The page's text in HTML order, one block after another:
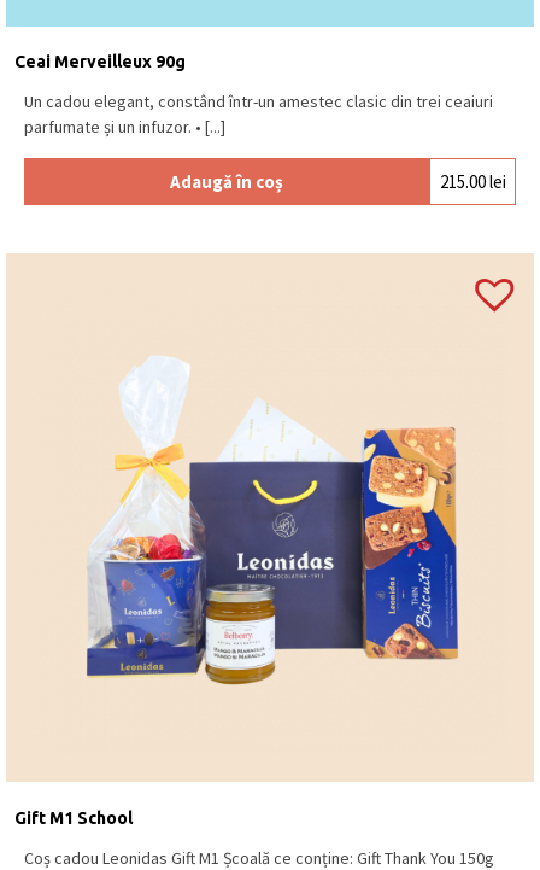
Ceai Merveilleux 90g
Un cadou elegant, constând într-un amestec clasic din trei ceaiuri
parfumate și un infuzor. • [...]
Adaugă în coș 215.00lei
Gift M1 School
Coș cadou Leonidas Gift M1 Școală ce conține: Gift Thank You 150g